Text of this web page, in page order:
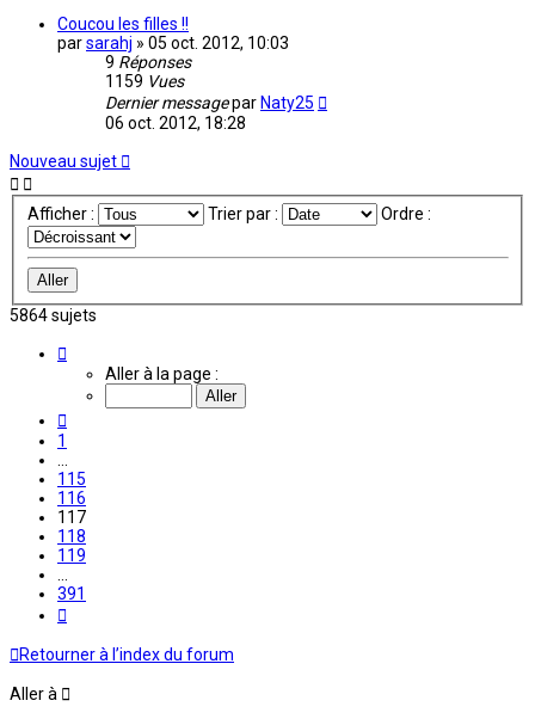
Coucou les filles !!
parsarahj » 05 oct. 2012, 10:03
9 Réponses
1159 Vues
Dernier messagepar Naty25
06 oct. 2012, 18:28
Nouveau sujet
Afficher : Trier par : Ordre :
5864 sujets
117
Aller à la page :
1
115
116
117
118
119
391
Retourner à l’index du forum
Aller à